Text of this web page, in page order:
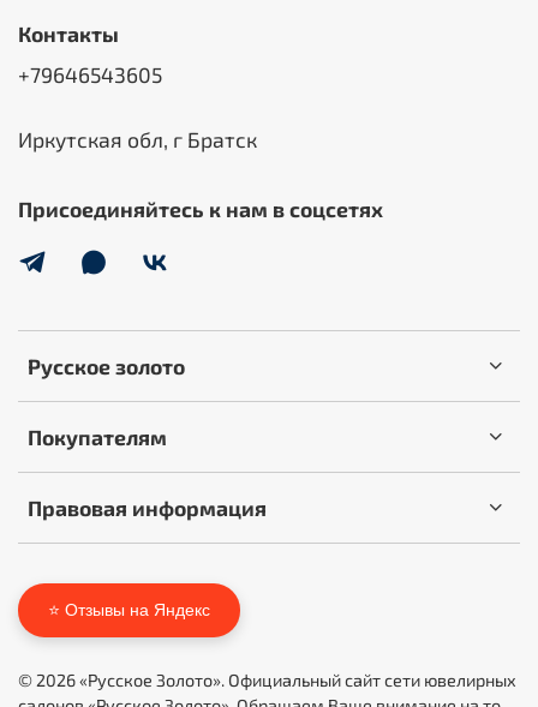
Русское золото
Покупателям
Правовая информация
Контакты
+79646543605
Иркутская обл, г Братск
Присоединяйтесь к нам в соцсетях
⭐ Отзывы на Яндекс
© 2026 «Русское Золото». Официальный сайт сети ювелирных